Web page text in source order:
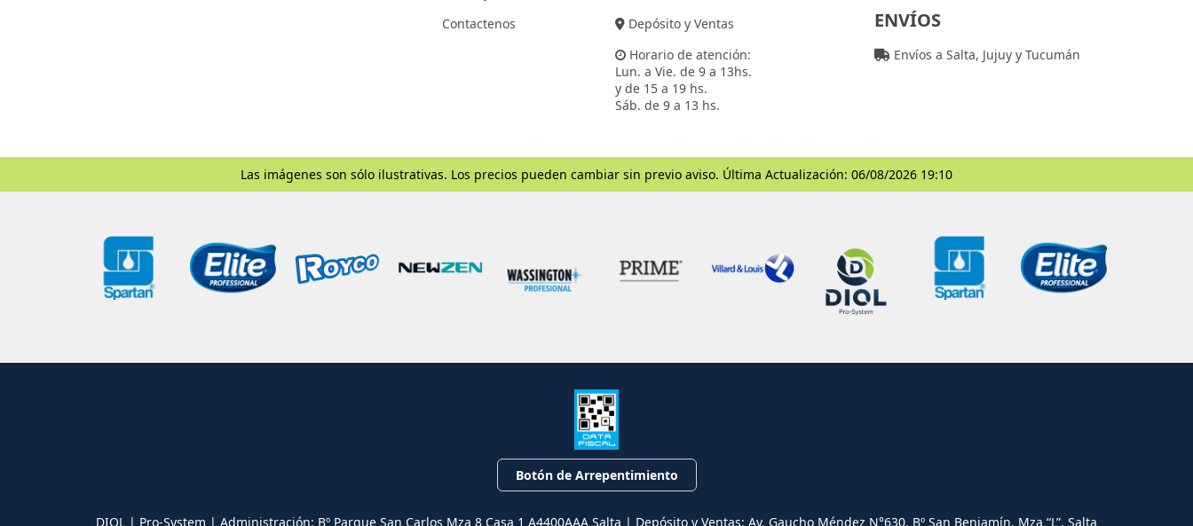
Contactenos
Depósito y Ventas
Horario de atención:
Lun. a Vie. de 9 a 13hs.
y de 15 a 19 hs.
Sáb. de 9 a 13 hs.
ENVÍOS
Envíos a Salta, Jujuy y Tucumán
Las imágenes son sólo ilustrativas. Los precios pueden cambiar sin previo aviso. Última Actualización: 06/08/2026 19:10
Botón de Arrepentimiento
DIOL | Pro-System | Administración: Bº Parque San Carlos Mza 8 Casa 1 A4400AAA Salta | Depósito y Ventas: Av. Gaucho Méndez N°630. Bº San Benjamín, Mza “L”, Salta